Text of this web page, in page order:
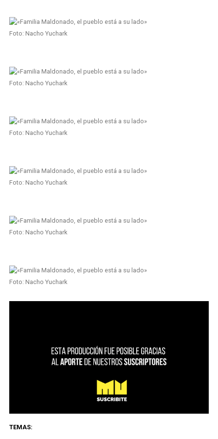
Foto: Nacho Yuchark
Foto: Nacho Yuchark
Foto: Nacho Yuchark
Foto: Nacho Yuchark
Foto: Nacho Yuchark
Foto: Nacho Yuchark
TEMAS: